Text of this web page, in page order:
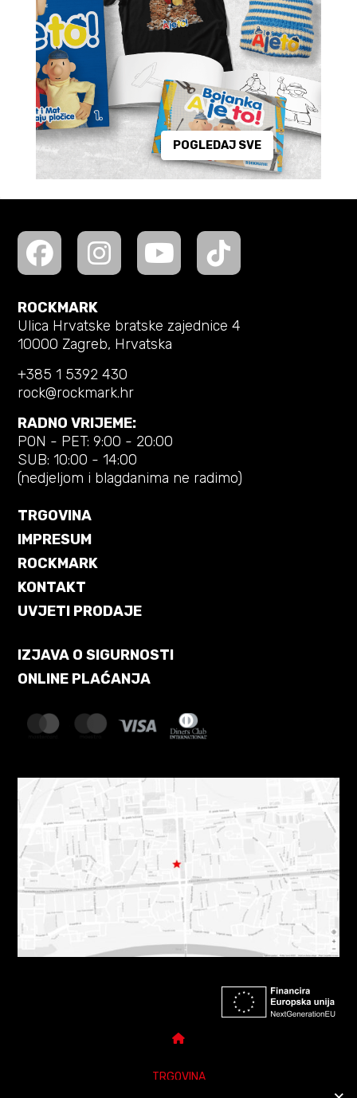
POGLEDAJ SVE
ROCKMARK
Ulica Hrvatske bratske zajednice 4
10000 Zagreb, Hrvatska
+385 1 5392 430
rock@rockmark.hr
RADNO VRIJEME:
PON - PET: 9:00 - 20:00
SUB: 10:00 - 14:00
(nedjeljom i blagdanima ne radimo)
TRGOVINA
IMPRESUM
ROCKMARK
KONTAKT
UVJETI PRODAJE
IZJAVA O SIGURNOSTI
ONLINE PLAĆANJA
TRGOVINA